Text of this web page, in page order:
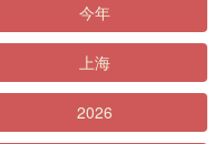
今年
上海
2026